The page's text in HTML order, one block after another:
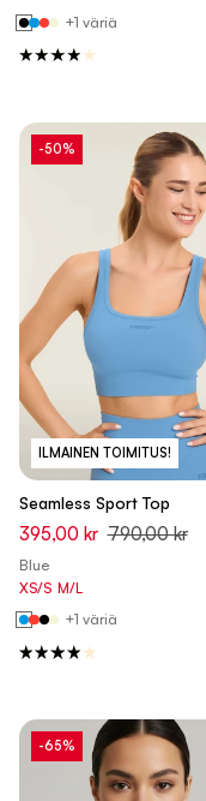
+1 väriä
ILMAINEN TOIMITUS!
-50%
Seamless Sport Top
395,00 kr 790,00 kr
Blue
XS/S M/L
+1 väriä
-65%